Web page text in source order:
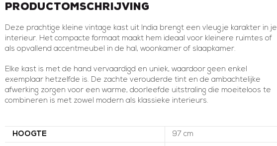
Productomschrijving
Deze prachtige kleine vintage kast uit India brengt een vleugje karakter in je
interieur. Het compacte formaat maakt hem ideaal voor kleinere ruimtes of
als opvallend accentmeubel in de hal, woonkamer of slaapkamer.
Elke kast is met de hand vervaardigd en uniek, waardoor geen enkel
exemplaar hetzelfde is. De zachte verouderde tint en de ambachtelijke
afwerking zorgen voor een warme, doorleefde uitstraling die moeiteloos te
combineren is met zowel modern als klassieke interieurs.
HOOGTE 97 cm